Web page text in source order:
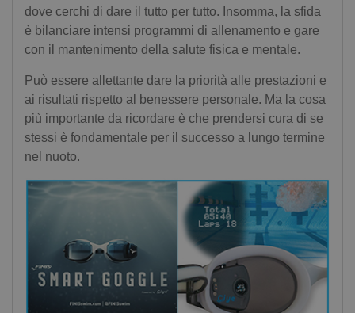
dove cerchi di dare il tutto per tutto. Insomma, la sfida
è bilanciare intensi programmi di allenamento e gare
con il mantenimento della salute fisica e mentale.
Può essere allettante dare la priorità alle prestazioni e
ai risultati rispetto al benessere personale. Ma la cosa
più importante da ricordare è che prendersi cura di se
stessi è fondamentale per il successo a lungo termine
nel nuoto.